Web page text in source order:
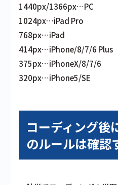
1440px/1366px…PC
1024px…iPad Pro
768px…iPad
414px…iPhone/8/7/6 Plus
375px…iPhoneX/8/7/6
320px…iPhone5/SE
コーディング
のルールは確認